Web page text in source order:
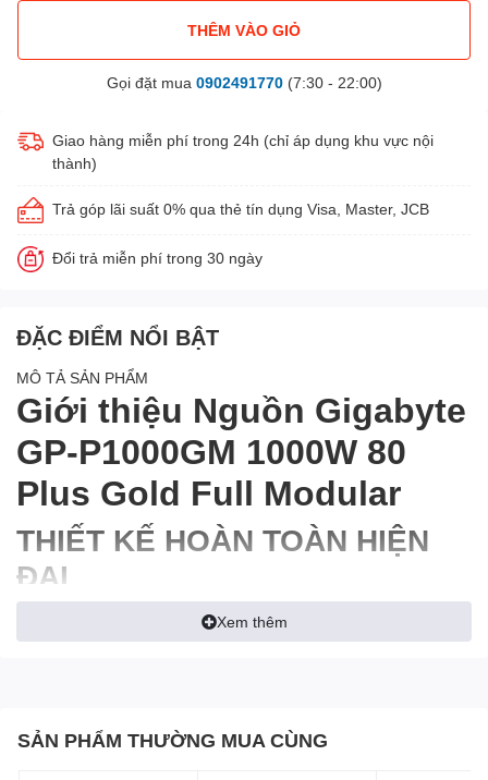
THÊM VÀO GIỎ
Gọi đặt mua 0902491770(7:30 - 22:00)
Giao hàng miễn phí trong 24h (chỉ áp dụng khu vực nội
thành)
Trả góp lãi suất 0% qua thẻ tín dụng Visa, Master, JCB
Đổi trả miễn phí trong 30 ngày
ĐẶC ĐIỂM NỔI BẬT
MÔ TẢ SẢN PHẨM
Giới thiệu Nguồn Gigabyte
GP-P1000GM 1000W 80
Plus Gold Full Modular
THIẾT KẾ HOÀN TOÀN HIỆN
ĐẠI
Tất cả các cáp dẹt màu đen là thiết kế mô-đun. Chỉ lắp đặt các
loại cáp bạn cần để giảm sự lộn xộn, để tăng luồng không khí và
Xem thêm
SẢN PHẨM THƯỜNG MUA CÙNG